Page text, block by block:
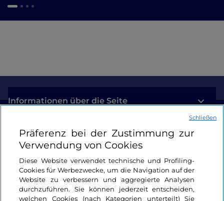
Informationen über die Seite
Nützliche Links
Login
Bleiben wir in Kontakt
Präferenz bei der Zustimmung zur
Verwendung von Cookies
Diese Website verwendet technische und Profiling-
Cookies für Werbezwecke, um die Navigation auf der
Website zu verbessern und aggregierte Analysen
durchzuführen. Sie können jederzeit entscheiden,
welchen Cookies (nach Kategorien unterteilt) Sie
Schließen